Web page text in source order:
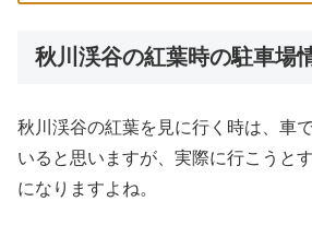
秋川渓谷の紅葉時の駐車場
秋川渓谷の紅葉を見に行く時は、車
いると思いますが、実際に行こうと
になりますよね。